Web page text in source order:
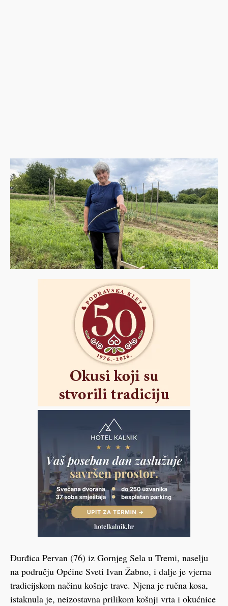
Đurđica Pervan (76) iz Gornjeg Sela u Tremi, naselju
na području Općine Sveti Ivan Žabno, i dalje je vjerna
tradicijskom načinu košnje trave. Njena je ručna kosa,
istaknula je, neizostavna prilikom košnji vrta i okućnice